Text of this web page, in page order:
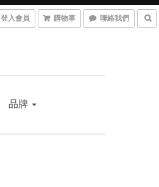
登入會員 購物車 聯絡我們
品牌